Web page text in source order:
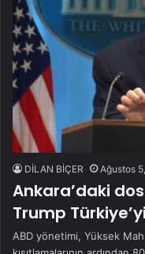
DİLAN BİÇER Ağustos
Ankara’daki
Trump
ABD yönetimi, Yüksek